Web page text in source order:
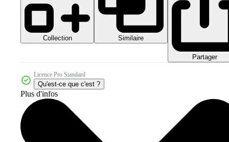
Collection Similaire
Partager
Licence Pro Standard
Qu'est-ce que c'est ?
Plus d'infos